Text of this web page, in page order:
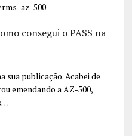
500
consegui o PASS na
sua publicação. Acabei de
emendando a AZ-500,